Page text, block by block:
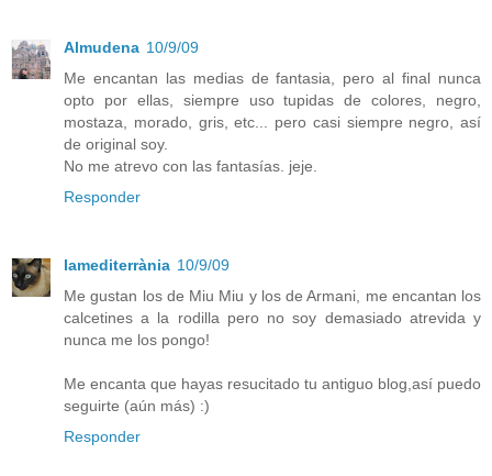
Almudena 10/9/09
Me encantan las medias de fantasia, pero al final nunca
opto por ellas, siempre uso tupidas de colores, negro,
mostaza, morado, gris, etc... pero casi siempre negro, así
de original soy.
No me atrevo con las fantasías. jeje.
Responder
lamediterrània 10/9/09
Me gustan los de Miu Miu y los de Armani, me encantan los
calcetines a la rodilla pero no soy demasiado atrevida y
nunca me los pongo!
Me encanta que hayas resucitado tu antiguo blog,así puedo
seguirte (aún más) :)
Responder